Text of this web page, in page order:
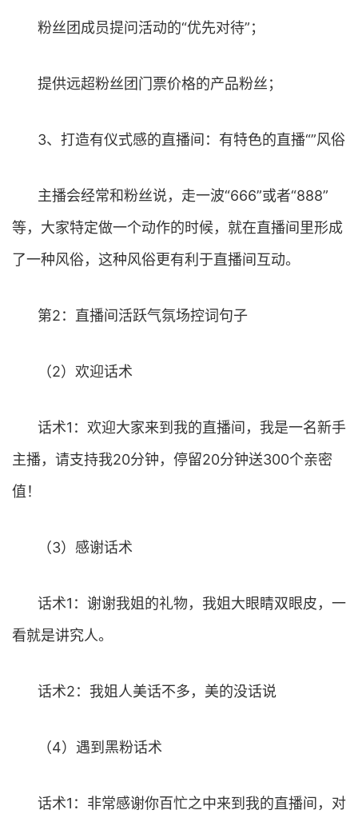
粉丝团成员提问活动的“优先对待”；
提供远超粉丝团门票价格的产品粉丝；
3、打造有仪式感的直播间：有特色的直播“”风俗
主播会经常和粉丝说，走一波“666”或者“888”
等，大家特定做一个动作的时候，就在直播间里形成
了一种风俗，这种风俗更有利于直播间互动。
第2：直播间活跃气氛场控词句子
（2）欢迎话术
话术1：欢迎大家来到我的直播间，我是一名新手
主播，请支持我20分钟，停留20分钟送300个亲密
值！
（3）感谢话术
话术1：谢谢我姐的礼物，我姐大眼睛双眼皮，一
看就是讲究人。
话术2：我姐人美话不多，美的没话说
（4）遇到黑粉话术
话术1：非常感谢你百忙之中来到我的直播间，对